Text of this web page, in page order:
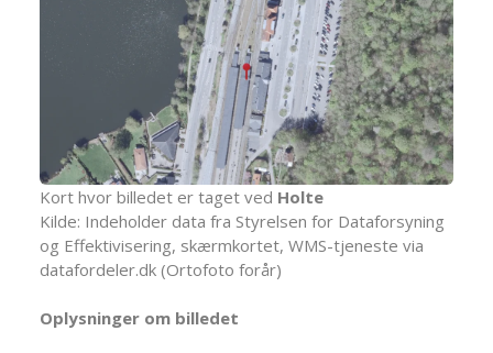
Kort hvor billedet er taget ved Holte
Kilde: Indeholder data fra Styrelsen for Dataforsyning
og Effektivisering, skærmkortet, WMS-tjeneste via
datafordeler.dk (Ortofoto forår)
Oplysninger om billedet